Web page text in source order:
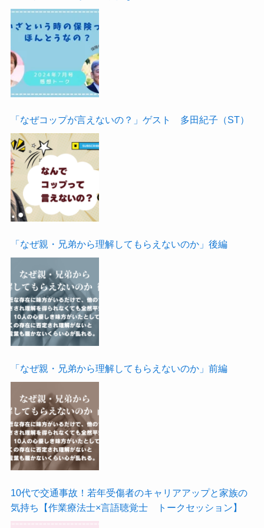
「なぜコップが言えないの？」ゲスト 多田紀子（ST）
「なぜ親・兄弟から理解してもらえないのか」後編
「なぜ親・兄弟から理解してもらえないのか」前編
10代で交通事故！若年受傷者のキャリアアップと家族の
気持ち【作業療法士×言語聴覚士 トークセッション】